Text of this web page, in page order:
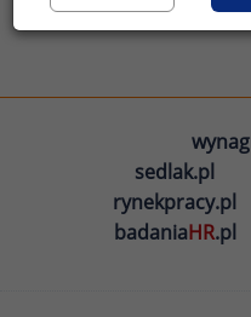
sedlak.pl
rynekpracy.pl
badaniaHR.pl